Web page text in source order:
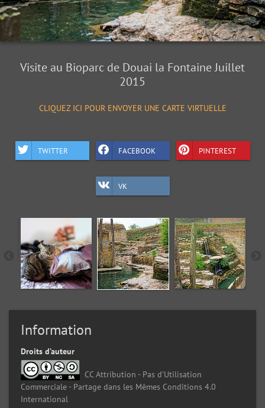
Visite au Bioparc de Douai la Fontaine Juillet
2015
CLIQUEZ ICI POUR ENVOYER UNE CARTE VIRTUELLE
TWITTER FACEBOOK PINTEREST
VK
Information
Droits d’auteur
CC Attribution - Pas d’Utilisation
Commerciale - Partage dans les Mêmes Conditions 4.0
International